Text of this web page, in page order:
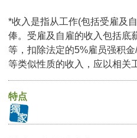
*收入是指从工作(包括受雇及
俸。受雇及自雇的收入包括底
等，扣除法定的5%雇员强积
等类似性质的收入，应以相关
特点